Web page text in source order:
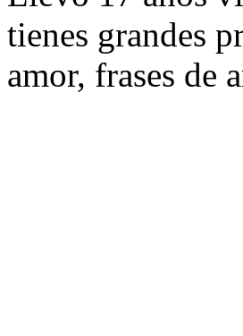
tienes grandes
amor, frases de